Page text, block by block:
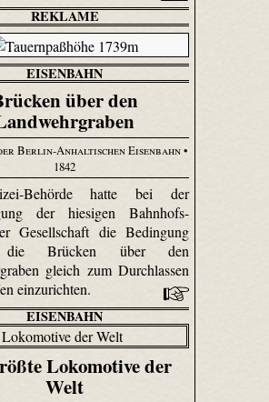
REKLAME
EISENBAHN
über den
Berlin-Anhaltischen Eisenbahn•
1842
Behörde hatte bei der
der hiesigen Bahnhofs-
Gesellschaft die Bedingung
die Brücken über den
gleich zum Durchlassen
einzurichten.
EISENBAHN
Lokomotive der
Welt